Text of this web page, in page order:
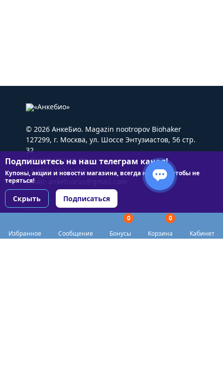
Избранное Сообщение
0
Бонусы
0
Корзина
Кабинет
© 2026 АнкеБио. Magazin nootropov Biohaker
127299, г. Москва, ул. Шоссе Энтузиастов, 56 стр.
32
+7 (495) 227-22-05
+7 (985) 227-22-05
Email: ankebiorus@gmail.com
Подпишитесь на наш телеграм канал!
Купоны, акции и новости магазина, всегда на связи чтобы не
теряться!
Скрыть Подписаться